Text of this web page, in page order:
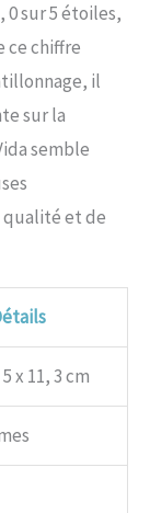
0 sur 5 étoiles,
ce chiffre
il
sur la
semble
qualité et de
x 11, 3 cm